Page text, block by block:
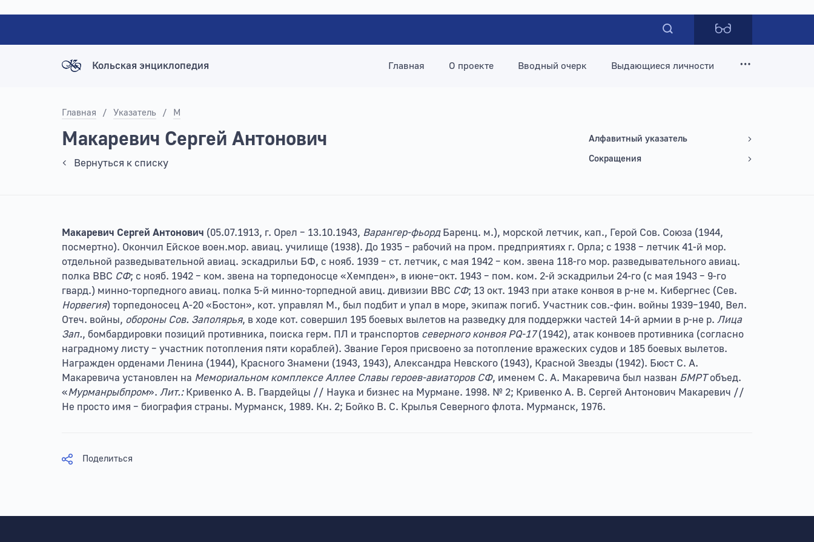
Кольская энциклопедия Главная О проекте Вводный очерк Выдающиеся личности
Главная / Указатель / М
Макаревич Сергей Антонович
Вернуться к списку
Алфавитный указатель
Сокращения
Макаревич Сергей Антонович (05.07.1913, г. Орел – 13.10.1943, Варангер-фьордБаренц. м.), морской летчик, кап., Герой Сов. Союза (1944,
посмертно). Окончил Ейское воен.мор. авиац. училище (1938). До 1935 – рабочий на пром. предприятиях г. Орла; с 1938 – летчик 41-й мор.
отдельной разведывательной авиац. эскадрильи БФ, с нояб. 1939 – ст. летчик, с мая 1942 – ком. звена 118-го мор. разведывательного авиац.
полка ВВС СФ; с нояб. 1942 – ком. звена на торпедоносце «Хемпден», в июне–окт. 1943 – пом. ком. 2-й эскадрильи 24-го (с мая 1943 – 9-го
гвард.) минно-торпедного авиац. полка 5-й минно-торпедной авиц. дивизии ВВС СФ; 13 окт. 1943 при атаке конвоя в р-не м. Кибергнес (Сев.
Норвегия) торпедоносец А-20 «Бостон», кот. управлял М., был подбит и упал в море, экипаж погиб. Участник сов.-фин. войны 1939–1940, Вел.
Отеч. войны, обороны Сов. Заполярья, в ходе кот. совершил 195 боевых вылетов на разведку для поддержки частей 14-й армии в р-не р. Лица
Зап., бомбардировки позиций противника, поиска герм. ПЛ и транспортов северного конвоя PQ-17(1942), атак конвоев противника (согласно
наградному листу – участник потопления пяти кораблей). Звание Героя присвоено за потопление вражеских судов и 185 боевых вылетов.
Награжден орденами Ленина (1944), Красного Знамени (1943, 1943), Александра Невского (1943), Красной Звезды (1942). Бюст С. А.
Макаревича установлен на Мемориальном комплексе Аллее Славы героев-авиаторов СФ, именем С. А. Макаревича был назван БМРТобъед.
«Мурманрыбпром». Лит.:Кривенко А. В. Гвардейцы // Наука и бизнес на Мурмане. 1998. № 2; Кривенко А. В. Сергей Антонович Макаревич //
Не просто имя – биография страны. Мурманск, 1989. Кн. 2; Бойко В. С. Крылья Северного флота. Мурманск, 1976.
Поделиться